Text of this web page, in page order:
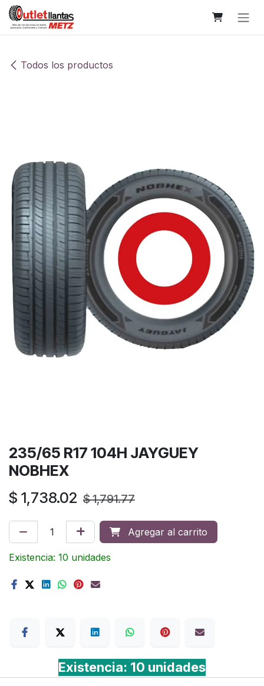
Ir al contenido
Todos los productos
235/65 R17 104H JAYGUEY
NOBHEX
$ 1,738.02 $1,791.77
Agregar al carrito
Existencia: 10 unidades
Existencia: 10 unidades